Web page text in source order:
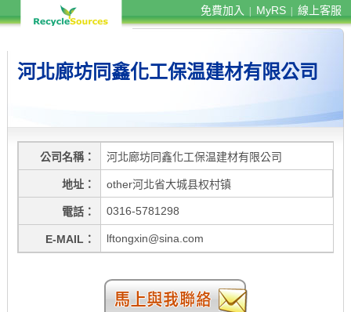
免費加入 MyRS 線上客服
河北廊坊同鑫化工保温建材有限公司
公司名稱 河北廊坊同鑫化工保温建材有限公司
地址 other河北省大城县权村镇
電話 0316-5781298
E-MAIL lftongxin@sina.com